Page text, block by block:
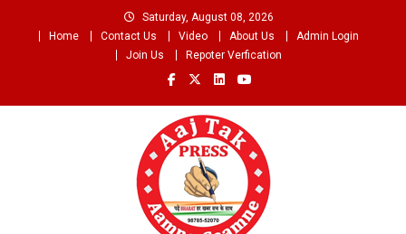
Saturday, August 08, 2026
Home
Contact Us Video About Us
Admin Login
Join Us
Repoter Verfication